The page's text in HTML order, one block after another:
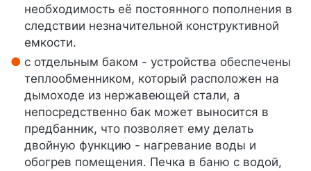
необходимость её постоянного пополнения в
следствии незначительной конструктивной
емкости.
с отдельным баком - устройства обеспечены
теплообменником, который расположен на
дымоходе из нержавеющей стали, а
непосредственно бак может выносится в
предбанник, что позволяет ему делать
двойную функцию - нагревание воды и
обогрев помещения. Печка в баню с водой,